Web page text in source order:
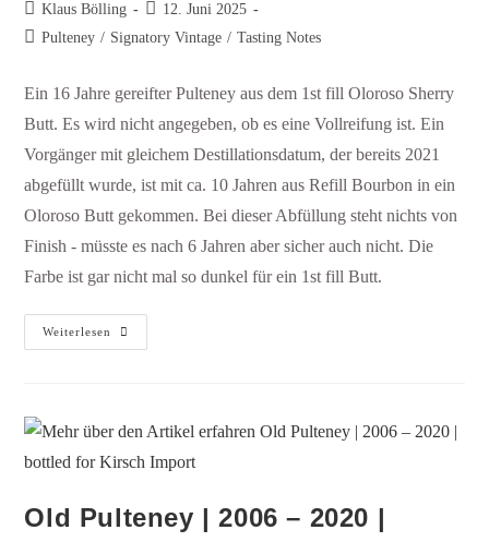
Klaus Bölling
12. Juni 2025
Pulteney / Signatory Vintage / Tasting Notes
Ein 16 Jahre gereifter Pulteney aus dem 1st fill Oloroso Sherry
Butt. Es wird nicht angegeben, ob es eine Vollreifung ist. Ein
Vorgänger mit gleichem Destillationsdatum, der bereits 2021
abgefüllt wurde, ist mit ca. 10 Jahren aus Refill Bourbon in ein
Oloroso Butt gekommen. Bei dieser Abfüllung steht nichts von
Finish - müsste es nach 6 Jahren aber sicher auch nicht. Die
Farbe ist gar nicht mal so dunkel für ein 1st fill Butt.
Weiterlesen
Old Pulteney | 2006 – 2020 |